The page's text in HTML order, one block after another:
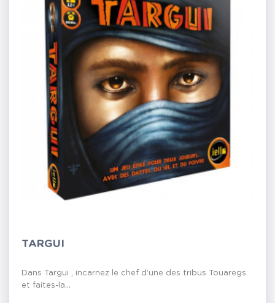
TARGUI
Dans Targui , incarnez le chef d’une des tribus Touaregs
et faites-la...